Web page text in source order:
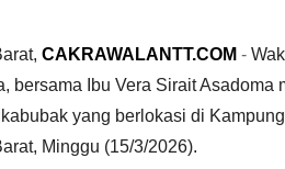
CAKRAWALANTT.COM -
bersama Ibu Vera Sirait
yang berlokasi di
Minggu (15/3/2026).